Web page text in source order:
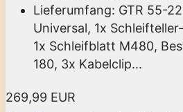
Lieferumfang: GTR 55-
Universal, 1x
1x Schleifblatt M480,
180, 3x Kabelclip...
269,99 EUR